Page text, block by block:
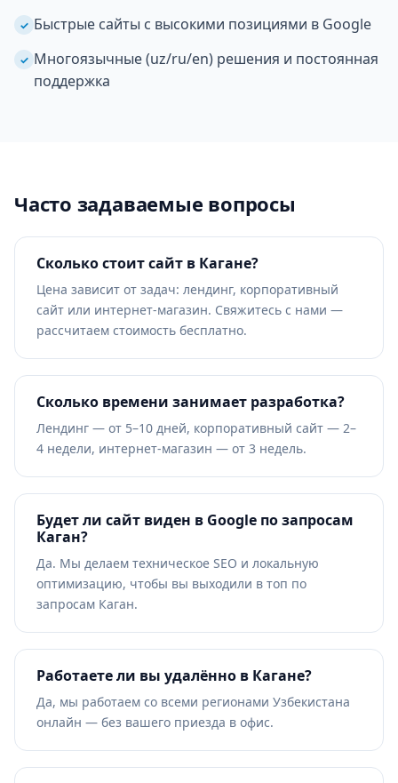
✓ Быстрые сайты с высокими позициями в Google
✓ Многоязычные (uz/ru/en) решения и постоянная
поддержка
Часто задаваемые вопросы
Сколько стоит сайт в Кагане?
Цена зависит от задач: лендинг, корпоративный
сайт или интернет-магазин. Свяжитесь с нами —
рассчитаем стоимость бесплатно.
Сколько времени занимает разработка?
Лендинг — от 5–10 дней, корпоративный сайт — 2–
4 недели, интернет-магазин — от 3 недель.
Будет ли сайт виден в Google по запросам
Каган?
Да. Мы делаем техническое SEO и локальную
оптимизацию, чтобы вы выходили в топ по
запросам Каган.
Работаете ли вы удалённо в Кагане?
Да, мы работаем со всеми регионами Узбекистана
онлайн — без вашего приезда в офис.